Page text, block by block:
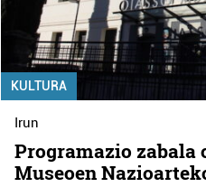
KULTURA
Irun
Programazio zabala
Museoen